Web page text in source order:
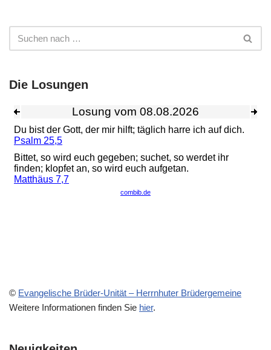
Die Losungen
© Evangelische Brüder-Unität – Herrnhuter Brüdergemeine
Weitere Informationen finden Sie hier.